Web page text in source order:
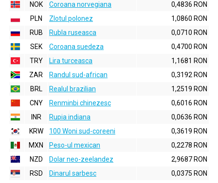
NOK
Coroana norvegiana
0,4836 RON
PLN
Zlotul polonez
1,0860 RON
RUB
Rubla ruseasca
0,0710 RON
SEK
Coroana suedeza
0,4700 RON
TRY
Lira turceasca
1,1681 RON
ZAR
Randul sud-african
0,3192 RON
BRL
Realul brazilian
1,2519 RON
CNY
Renminbi chinezesc
0,6016 RON
INR
Rupia indiana
0,0636 RON
KRW
100 Woni sud-coreeni
0,3619 RON
MXN
Peso-ul mexican
0,2278 RON
NZD
Dolar neo-zeelandez
2,9687 RON
RSD
Dinarul sarbesc
0,0375 RON